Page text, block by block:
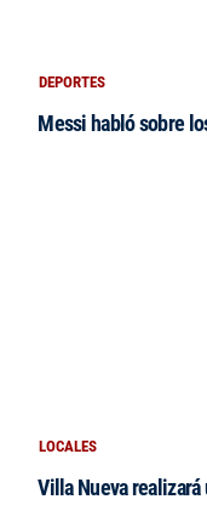
DEPORTES
Messi habló sobre
LOCALES
Villa Nueva